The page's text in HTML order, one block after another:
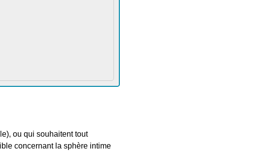
ou qui souhaitent tout
concernant la sphère intime